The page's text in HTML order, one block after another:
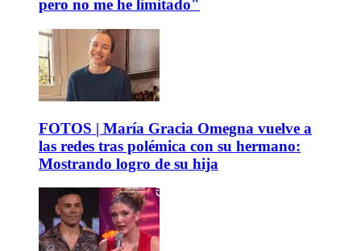
pero no me he limitado"
FOTOS | María Gracia Omegna vuelve a
las redes tras polémica con su hermano:
Mostrando logro de su hija